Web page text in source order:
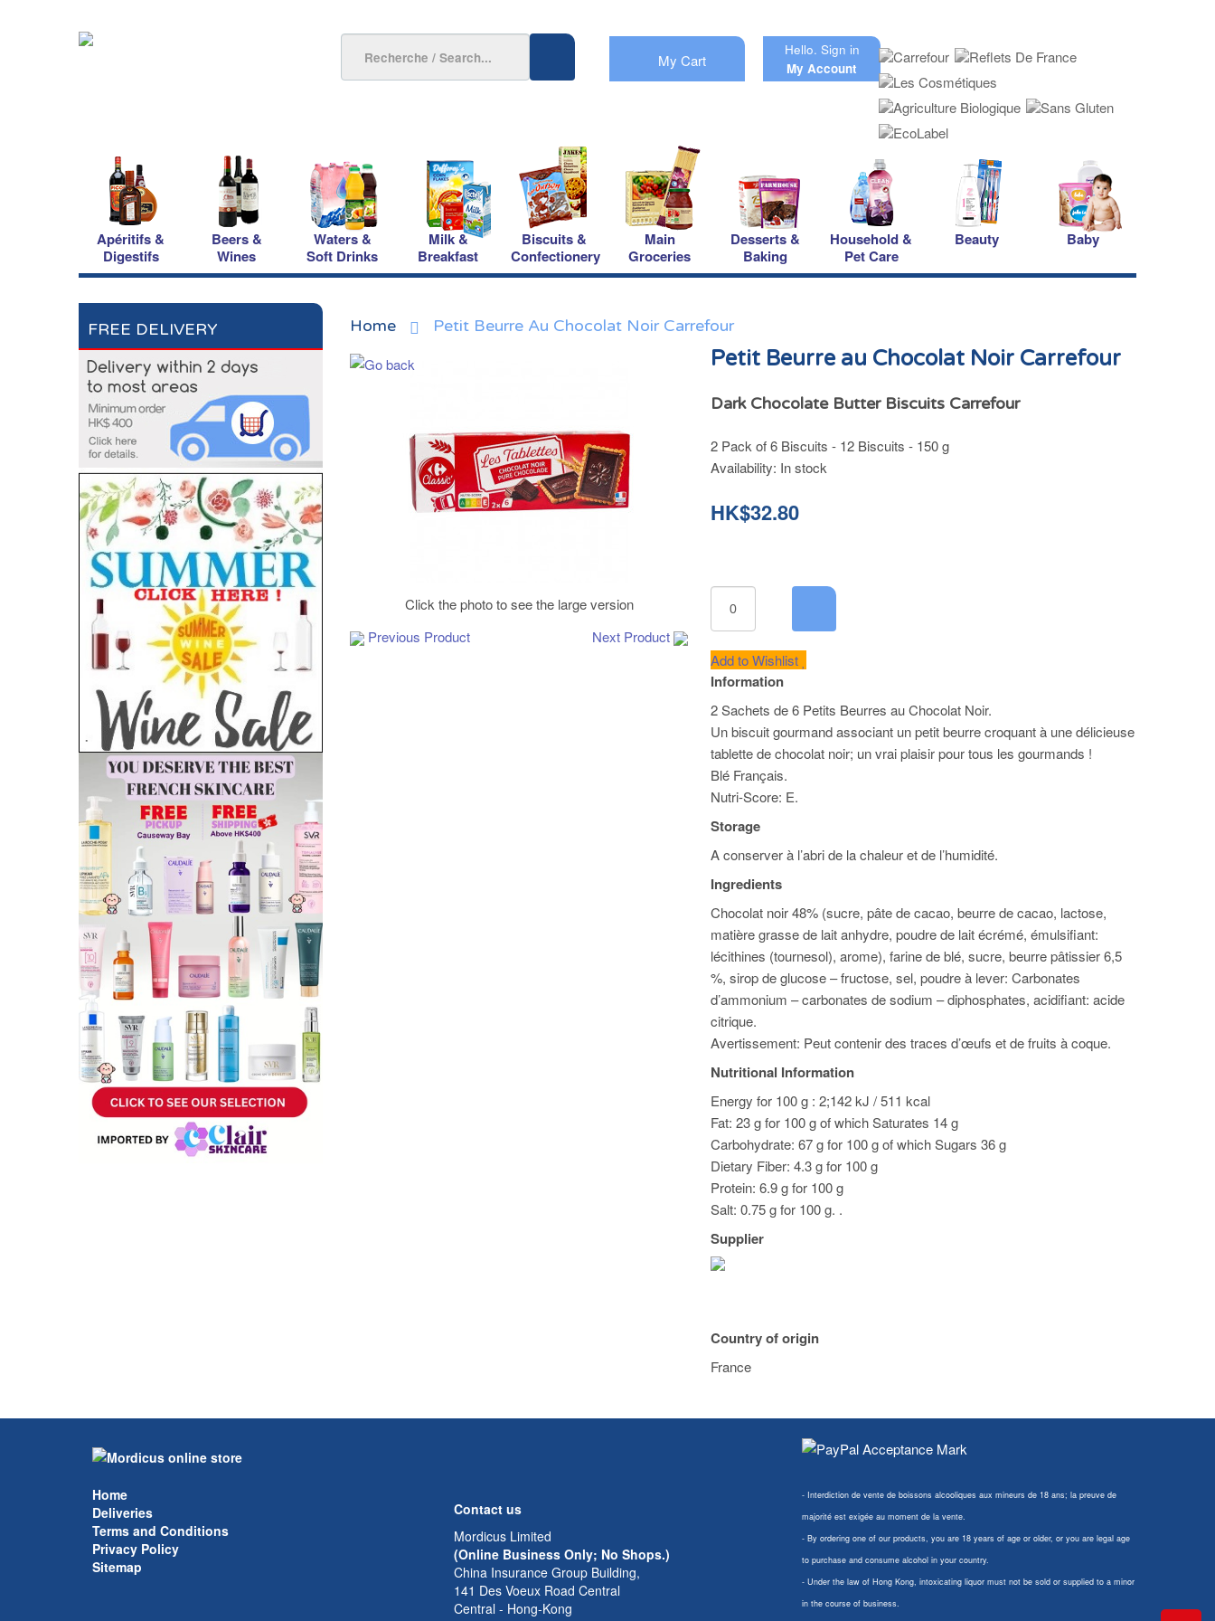
My Cart
Hello. Sign in
My Account
Apéritifs &
Digestifs
Beers &
Wines
Waters &
Soft Drinks
Milk &
Breakfast
Biscuits &
Confectionery
Main
Groceries
Desserts &
Baking
Household &
Pet Care
Beauty Baby
FREE DELIVERY Home Petit Beurre Au Chocolat Noir Carrefour
Click the photo to see the large version
Previous Product
Next Product
Petit Beurre au Chocolat Noir Carrefour
Dark Chocolate Butter Biscuits Carrefour
2 Pack of 6 Biscuits - 12 Biscuits - 150 g
Availability: In stock
HK$32.80
Add to Wishlist
Information
2 Sachets de 6 Petits Beurres au Chocolat Noir.
Un biscuit gourmand associant un petit beurre croquant à une délicieuse
tablette de chocolat noir; un vrai plaisir pour tous les gourmands !
Blé Français.
Nutri-Score: E.
Storage
A conserver à l’abri de la chaleur et de l’humidité.
Ingredients
Chocolat noir 48% (sucre, pâte de cacao, beurre de cacao, lactose,
matière grasse de lait anhydre, poudre de lait écrémé, émulsifiant:
lécithines (tournesol), arome), farine de blé, sucre, beurre pâtissier 6,5
%, sirop de glucose – fructose, sel, poudre à lever: Carbonates
d’ammonium – carbonates de sodium – diphosphates, acidifiant: acide
citrique.
Avertissement: Peut contenir des traces d’œufs et de fruits à coque.
Nutritional Information
Energy for 100 g : 2;142 kJ / 511 kcal
Fat: 23 g for 100 g of which Saturates 14 g
Carbohydrate: 67 g for 100 g of which Sugars 36 g
Dietary Fiber: 4.3 g for 100 g
Protein: 6.9 g for 100 g
Salt: 0.75 g for 100 g. .
Supplier
Country of origin
France
Home
Deliveries
Terms and Conditions
Privacy Policy
Sitemap
Contact us
Mordicus Limited
(Online Business Only; No Shops.)
China Insurance Group Building,
141 Des Voeux Road Central
Central - Hong-Kong
- Interdiction de vente de boissons alcooliques aux mineurs de 18 ans; la preuve de
majorité est exigée au moment de la vente.
- By ordering one of our products, you are 18 years of age or older, or you are legal age
to purchase and consume alcohol in your country.
- Under the law of Hong Kong, intoxicating liquor must not be sold or supplied to a minor
in the course of business.